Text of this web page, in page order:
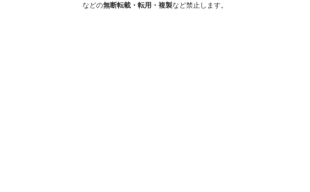
などの無断転載・転用・複製など禁止します。